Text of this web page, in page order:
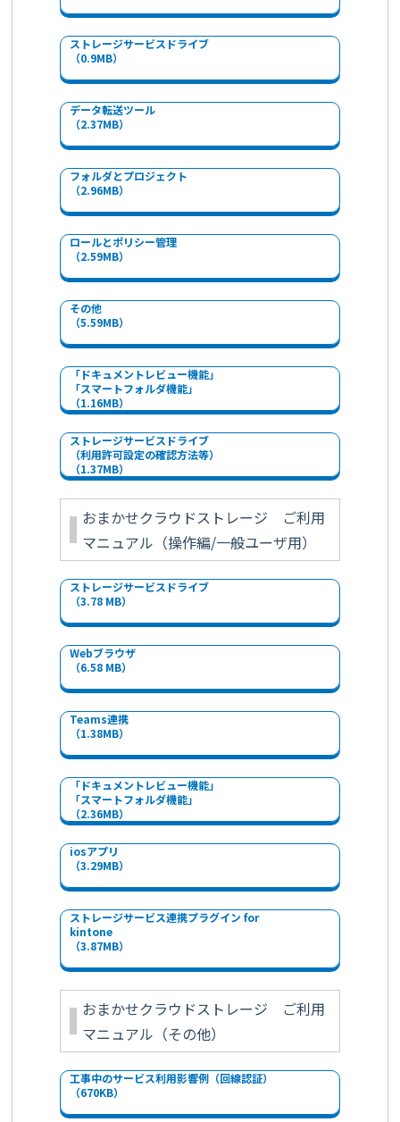
ストレージサービスドライブ
（0.9MB）
データ転送ツール
（2.37MB）
フォルダとプロジェクト
（2.96MB）
ロールとポリシー管理
（2.59MB）
その他
（5.59MB）
「ドキュメントレビュー機能」
「スマートフォルダ機能」
（1.16MB）
ストレージサービスドライブ
（利用許可設定の確認方法等）
（1.37MB）
おまかせクラウドストレージ ご利用
マニュアル（操作編/一般ユーザ用）
ストレージサービスドライブ
（3.78 MB）
Webブラウザ
（6.58 MB）
Teams連携
（1.38MB）
「ドキュメントレビュー機能」
「スマートフォルダ機能」
（2.36MB）
iosアプリ
（3.29MB）
ストレージサービス連携プラグイン for
kintone
（3.87MB）
おまかせクラウドストレージ ご利用
マニュアル（その他）
工事中のサービス利用影響例（回線認証）
（670KB）